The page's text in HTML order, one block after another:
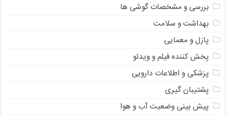
بررسی و مشخصات گوشی ها
بهداشت و سلامت
پازل و معمایی
پخش کننده فیلم و ویدئو
پزشکی و اطلاعات دارویی
پشتیبان گیری
پیش بینی وضعیت آب و هوا